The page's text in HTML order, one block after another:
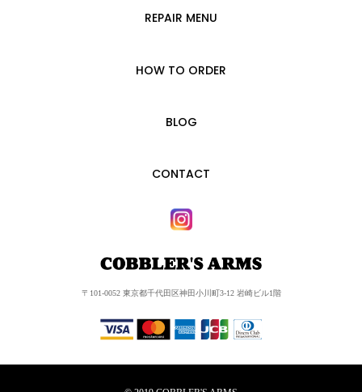
REPAIR MENU
HOW TO ORDER
BLOG
CONTACT
〒101-0052 東京都千代田区神田小川町3-12 岩崎ビル1階